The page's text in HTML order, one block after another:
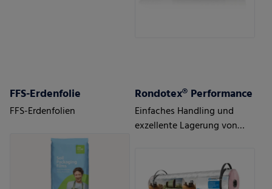
FFS-Erdenfolie
FFS-Erdenfolien
Rondotex® Performance
Einfaches Handling und
exzellente Lagerung von